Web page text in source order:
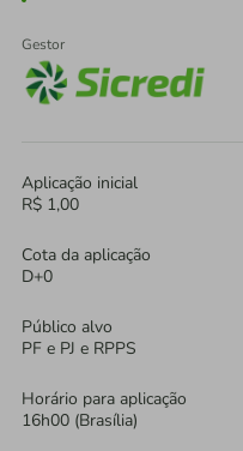
Gestor
Aplicação inicial
R$ 1,00
Cota da aplicação
D+0
Horário para aplicação
16h00 (Brasília)
Público alvo
PF e PJ e RPPS